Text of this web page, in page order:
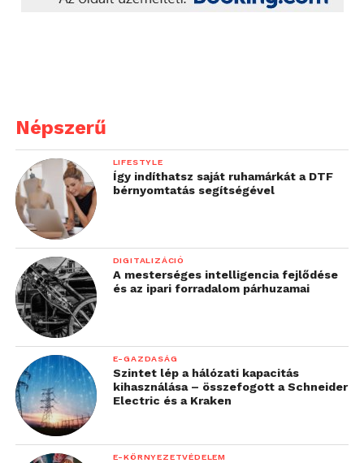
Népszerű
LIFESTYLE
Így indíthatsz saját ruhamárkát a DTF
bérnyomtatás segítségével
DIGITALIZÁCIÓ
A mesterséges intelligencia fejlődése
és az ipari forradalom párhuzamai
E-GAZDASÁG
Szintet lép a hálózati kapacitás
kihasználása – összefogott a Schneider
Electric és a Kraken
E-KÖRNYEZETVÉDELEM